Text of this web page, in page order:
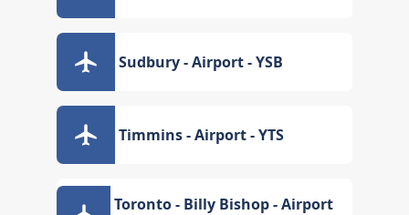
Sudbury - Airport - YSB
Timmins - Airport - YTS
Toronto - Billy Bishop - Airport